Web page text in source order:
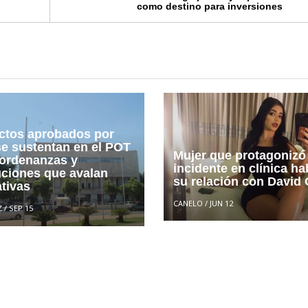
como destino para inversiones
aprobados por
sustentan en el POT
y
que avalan
/SEP 15
Mujer que protagonizó
incidente en clínica
su relación con David
CANELO / JUN 12